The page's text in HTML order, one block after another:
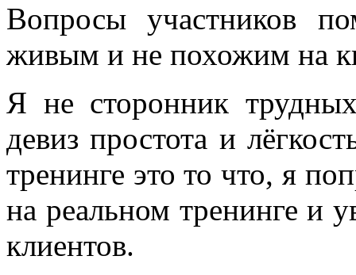
Вопросы участников
живым и не похожим на
Я не сторонник
девиз простота и
тренинге это то что, я
на реальном тренинге и
клиентов.